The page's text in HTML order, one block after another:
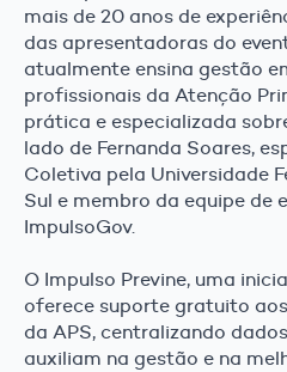
mais de 20 anos de
das apresentadoras do
atualmente ensina gestão
profissionais da Atenção
prática e especializada
lado de Fernanda Soares,
Coletiva pela Universidade
Sul e membro da equipe de
ImpulsoGov.
O Impulso Previne, uma
oferece suporte gratuito
da APS, centralizando
auxiliam na gestão e na